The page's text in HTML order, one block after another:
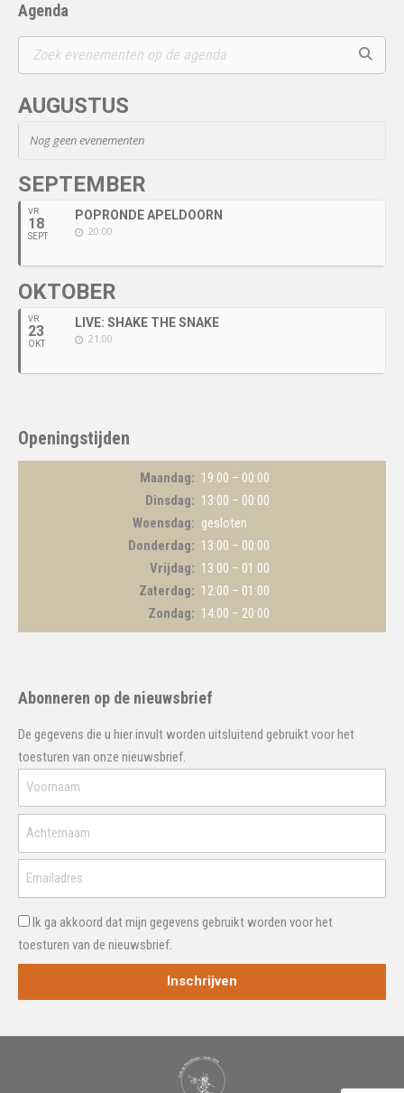
Agenda
AUGUSTUS
Nog geen evenementen
SEPTEMBER
VR
18
SEPT
POPRONDE APELDOORN
20:00
OKTOBER
VR
23
OKT
LIVE: SHAKE THE SNAKE
21:00
Openingstijden
Maandag
19:00 – 00:00
Dinsdag
13:00 – 00:00
Woensdag
gesloten
Donderdag
13:00 – 00:00
Vrijdag
13:00 – 01:00
Zaterdag
12:00 – 01:00
Zondag
14:00 – 20:00
Abonneren op de nieuwsbrief
De gegevens die u hier invult worden uitsluitend gebruikt voor het
toesturen van onze nieuwsbrief.
Ik ga akkoord dat mijn gegevens gebruikt worden voor het
toesturen van de nieuwsbrief.
Inschrijven